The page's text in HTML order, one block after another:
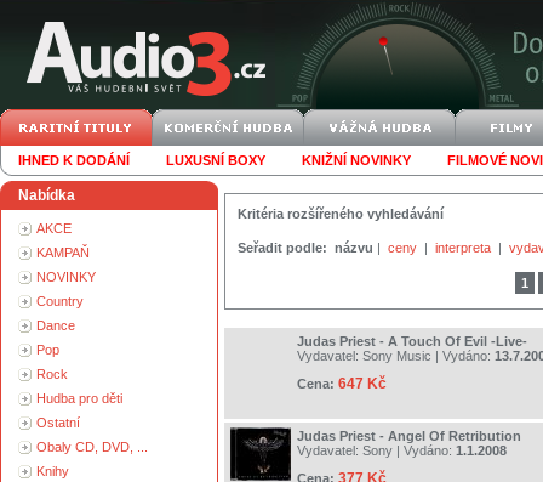
IHNED K DODÁNÍ LUXUSNÍ BOXY KNIŽNÍ NOVINKY FILMOVÉ
Nabídka
AKCE
KAMPAŇ
NOVINKY
Country
Dance
Pop
Rock
Hudba pro děti
Ostatní
Obaly CD, DVD, ...
Knihy
Kritéria rozšířeného vyhledávání
Seřadit podle: názvu | ceny | interpreta |
1
Judas Priest - A Touch Of Evil -Live-
Vydavatel: Sony Music | Vydáno:
Cena: 647 Kč
Judas Priest - Angel Of Retribution
Vydavatel: Sony | Vydáno: 1.1.2008
Cena: 377 Kč